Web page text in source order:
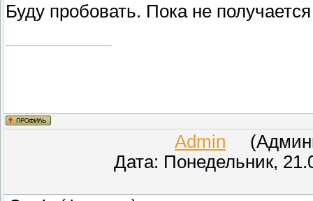
Буду пробовать. Пока не получается
Admin
Дата: Понедельник,